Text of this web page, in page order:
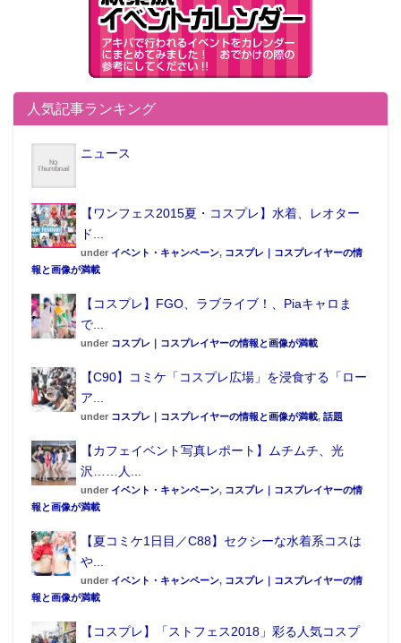
▲【秋葉原】コンセプトリノベーション『シュタインズ・ゲート』コラボル
▲【神戸】1/1未来ガジェット研究所イメージ。
イベント概要
『シュタインズ・ゲート』×朝日リビング秋葉原コンセ
人気記事ランキング
ニュース
【ワンフェス2015夏・コスプレ】水着、レオター
ド...
under イベント・キャンペーン, コスプレ｜コスプレイヤーの情
報と画像が満載
【コスプレ】FGO、ラブライブ！、Piaキャロま
で...
under コスプレ｜コスプレイヤーの情報と画像が満載
【C90】コミケ「コスプレ広場」を浸食する「ロー
ア...
under コスプレ｜コスプレイヤーの情報と画像が満載, 話題
【カフェイベント写真レポート】ムチムチ、光
沢……人...
under イベント・キャンペーン, コスプレ｜コスプレイヤーの情
報と画像が満載
【夏コミケ1日目／C88】セクシーな水着系コスは
や...
under イベント・キャンペーン, コスプレ｜コスプレイヤーの情
報と画像が満載
【コスプレ】「ストフェス2018」彩る人気コスプ